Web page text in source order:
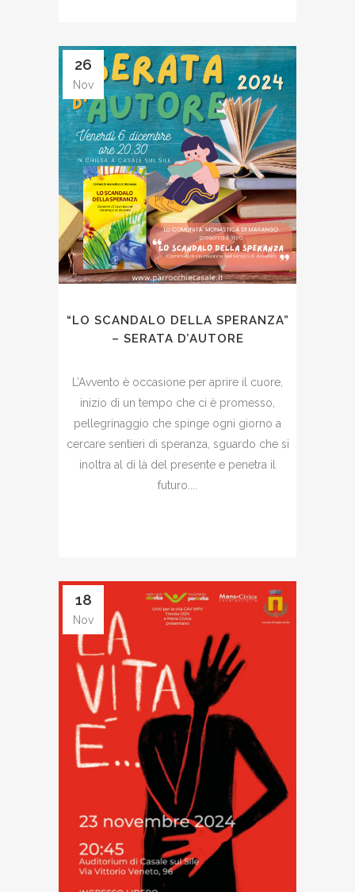
26
Nov
“LO SCANDALO DELLA SPERANZA”
– SERATA D’AUTORE
L’Avvento è occasione per aprire il cuore,
inizio di un tempo che ci è promesso,
pellegrinaggio che spinge ogni giorno a
cercare sentieri di speranza, sguardo che si
inoltra al di là del presente e penetra il
futuro....
18
Nov